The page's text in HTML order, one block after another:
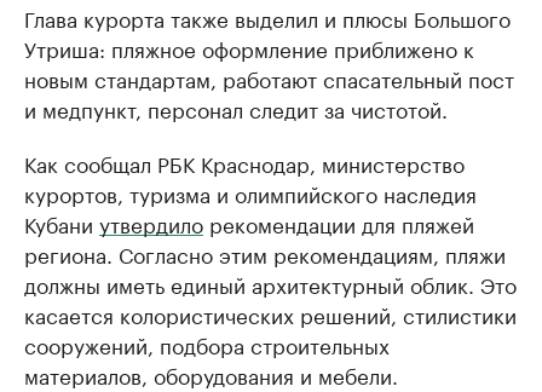
Глава курорта также выделил и плюсы Большого
Утриша: пляжное оформление приближено к
новым стандартам, работают спасательный пост
и медпункт, персонал следит за чистотой.
Как сообщал РБК Краснодар, министерство
курортов, туризма и олимпийского наследия
Кубани утвердило рекомендации для пляжей
региона. Согласно этим рекомендациям, пляжи
должны иметь единый архитектурный облик. Это
касается колористических решений, стилистики
сооружений, подбора строительных
материалов, оборудования и мебели.